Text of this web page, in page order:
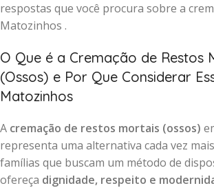
respostas que você procura sobre a
Matozinhos .
O Que é a Cremação de Restos
(Ossos) e Por Que Considerar
Matozinhos
A cremação de restos mortais (ossos)
representa uma alternativa cada vez
famílias que buscam um método de
ofereça dignidade, respeito e